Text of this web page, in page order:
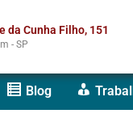
da Cunha Filho, 151
- SP
Blog